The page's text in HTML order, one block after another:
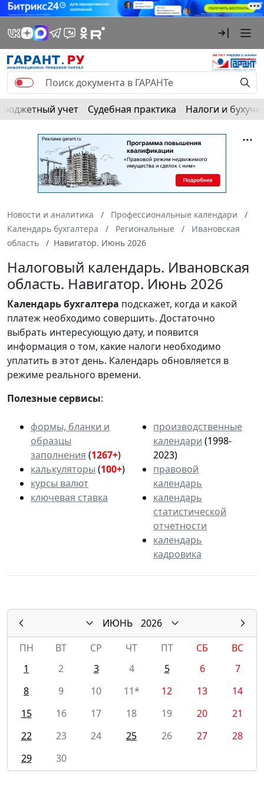
Бюджетный учет Судебная практика Налоги и
Новости и аналитика
Профессиональные календари
Календарь бухгалтера
Региональные
Ивановская
область
Навигатор. Июнь 2026
Налоговый календарь. Ивановская
область. Навигатор. Июнь 2026
Календарьбухгалтера подскажет, когда и какой
платеж необходимо совершить. Достаточно
выбрать интересующую дату, и появится
информация о том, какие налоги необходимо
уплатить в этот день. Календарь обновляется в
режиме реального времени.
Полезные сервисы:
формы, бланки и
образцы
заполнения (1267+)
калькуляторы (100+)
курсы валют
ключевая ставка
производственные
календари (1998-
2023)
правовой
календарь
календарь
статистической
отчетности
календарь
кадровика
ИЮНЬ
2026
ПН
ВТ СР ЧТ ПТ СБ
ВС
1
2 3 4 5 6
7
8
9 10 11* 12 13
14
15
16 17 18 19 20
21
22
23 24 25 26 27
28
29
30